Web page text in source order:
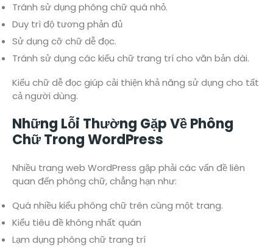
Tránh sử dụng phông chữ quá nhỏ.
Duy trì độ tương phản đủ
Sử dụng cỡ chữ dễ đọc.
Tránh sử dụng các kiểu chữ trang trí cho văn bản dài.
Kiểu chữ dễ đọc giúp cải thiện khả năng sử dụng cho tất
cả người dùng.
Những Lỗi Thường Gặp Về Phông
Chữ Trong WordPress
Nhiều trang web WordPress gặp phải các vấn đề liên
quan đến phông chữ, chẳng hạn như:
Quá nhiều kiểu phông chữ trên cùng một trang.
Kiểu tiêu đề không nhất quán
Lạm dụng phông chữ trang trí